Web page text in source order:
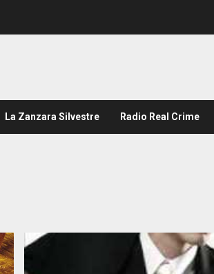
La Zanzara Silvestre Radio Real Crime